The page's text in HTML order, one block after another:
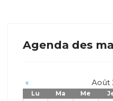
Agenda des
« Août
Lu Ma Me